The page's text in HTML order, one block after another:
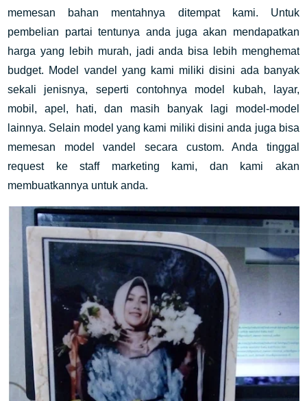
memesan bahan mentahnya ditempat kami. Untuk
pembelian partai tentunya anda juga akan mendapatkan
harga yang lebih murah, jadi anda bisa lebih menghemat
budget. Model vandel yang kami miliki disini ada banyak
sekali jenisnya, seperti contohnya model kubah, layar,
mobil, apel, hati, dan masih banyak lagi model-model
lainnya. Selain model yang kami miliki disini anda juga bisa
memesan model vandel secara custom. Anda tinggal
request ke staff marketing kami, dan kami akan
membuatkannya untuk anda.